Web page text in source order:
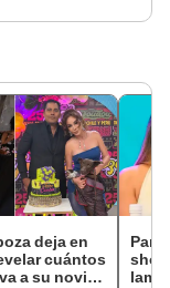
deja en
cuántos
a su novio